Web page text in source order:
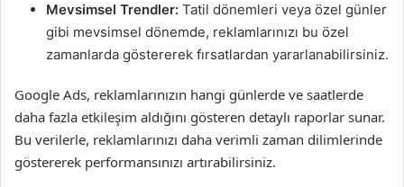
Mevsimsel Trendler: Tatil dönemleri veya özel günler
gibi mevsimsel dönemde, reklamlarınızı bu özel
zamanlarda göstererek fırsatlardan yararlanabilirsiniz.
Google Ads, reklamlarınızın hangi günlerde ve saatlerde
daha fazla etkileşim aldığını gösteren detaylı raporlar sunar.
Bu verilerle, reklamlarınızı daha verimli zaman dilimlerinde
göstererek performansınızı artırabilirsiniz.